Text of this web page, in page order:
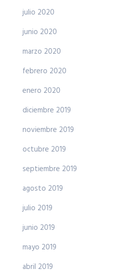
julio 2020
junio 2020
marzo 2020
febrero 2020
enero 2020
diciembre 2019
noviembre 2019
octubre 2019
septiembre 2019
agosto 2019
julio 2019
junio 2019
mayo 2019
abril 2019